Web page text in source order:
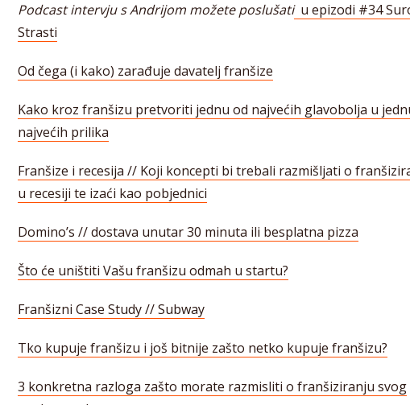
Podcast intervju s Andrijom možete poslušatiu epizodi #34
Strasti
Od čega (i kako) zarađuje davatelj franšize
Kako kroz franšizu pretvoriti jednu od najvećih glavobolja u
najvećih prilika
Franšize i recesija // Koji koncepti bi trebali razmišljati o
u recesiji te izaći kao pobjednici
Domino’s // dostava unutar 30 minuta ili besplatna pizza
Što će uništiti Vašu franšizu odmah u startu?
Franšizni Case Study // Subway
Tko kupuje franšizu i još bitnije zašto netko kupuje franšizu?
3 konkretna razloga zašto morate razmisliti o franšiziranju svog